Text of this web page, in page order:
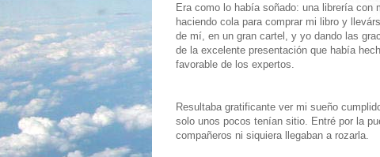
Era como lo había soñado: una librería con
haciendo cola para comprar mi libro y
de mí, en un gran cartel, y yo dando las
de la excelente presentación que había
favorable de los expertos.
Resultaba gratificante ver mi sueño
solo unos pocos tenían sitio. Entré por la
compañeros ni siquiera llegaban a rozarla.